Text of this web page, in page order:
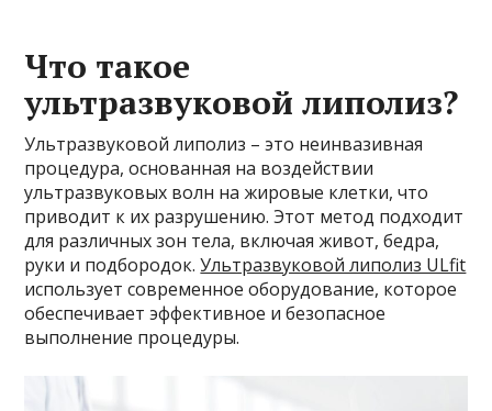
Что такое
ультразвуковой липолиз?
Ультразвуковой липолиз – это неинвазивная
процедура, основанная на воздействии
ультразвуковых волн на жировые клетки, что
приводит к их разрушению. Этот метод подходит
для различных зон тела, включая живот, бедра,
руки и подбородок.Ультразвуковой липолиз ULfit
использует современное оборудование, которое
обеспечивает эффективное и безопасное
выполнение процедуры.